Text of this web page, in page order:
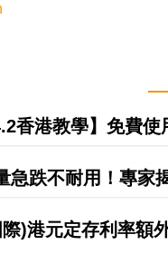
香港教學】免費
急跌不耐用！專家
)港元定存利率額